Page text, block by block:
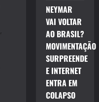
NEYMAR
VAI VOLTAR
AO BRASIL?
MOVIMENTAÇÃO
SURPREENDE
E INTERNET
ENTRA EM
COLAPSO